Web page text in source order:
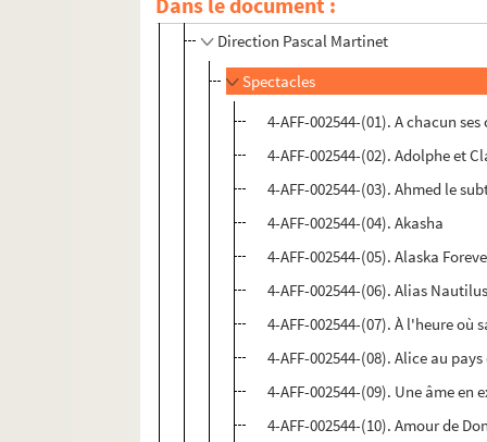
Direction Francis Sourbié
Direction Pascal Martinet
Spectacles
4-AFF-002544-(01). A chacun ses
4-AFF-002544-(02). Adolphe et
4-AFF-002544-(03). Ahmed le
4-AFF-002544-(04). Akasha
4-AFF-002544-(05). Alaska
4-AFF-002544-(06). Alias
4-AFF-002544-(07). À l'heure où
4-AFF-002544-(08). Alice au
4-AFF-002544-(09). Une âme en
4-AFF-002544-(10). Amour de